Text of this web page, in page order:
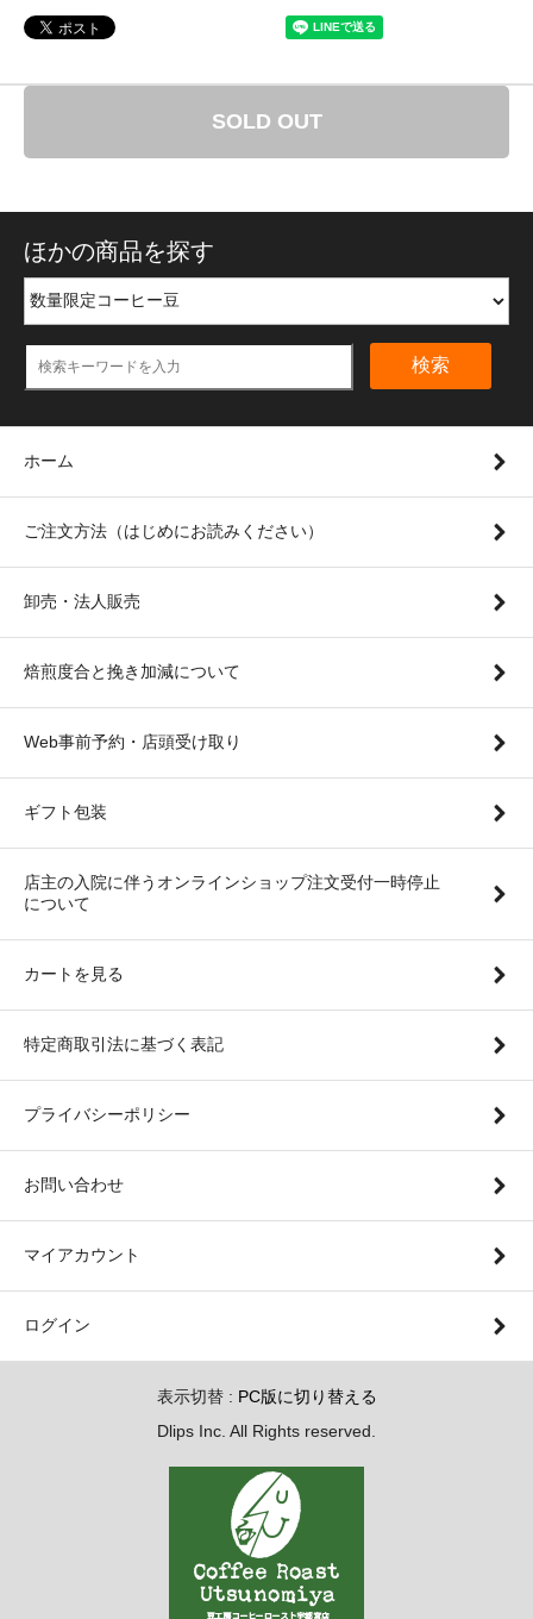
SOLD OUT
ほかの商品を探す
検索
ホーム
ご注文方法（はじめにお読みください）
卸売・法人販売
焙煎度合と挽き加減について
Web事前予約・店頭受け取り
ギフト包装
店主の入院に伴うオンラインショップ注文受付一時停止
について
カートを見る
特定商取引法に基づく表記
プライバシーポリシー
お問い合わせ
マイアカウント
ログイン
表示切替 : PC版に切り替える
Dlips Inc. All Rights reserved.